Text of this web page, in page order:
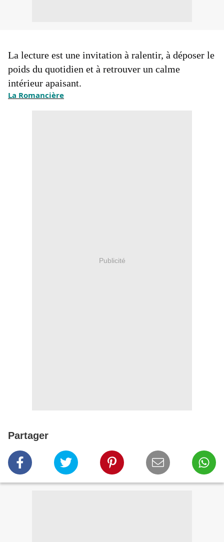
La lecture est une invitation à ralentir, à déposer le
poids du quotidien et à retrouver un calme
intérieur apaisant.
La Romancière
Publicité
Partager